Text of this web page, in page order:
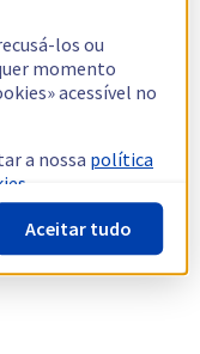
los ou
momento
acessível no
a nossa política
Aceitar tudo